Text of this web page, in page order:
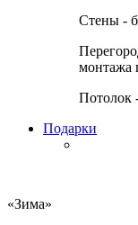
Стены -
монтажа
Потолок
Подарки
«Зима»